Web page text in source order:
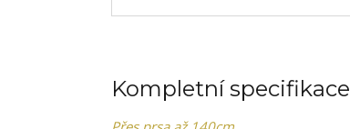
Kompletní specifikace